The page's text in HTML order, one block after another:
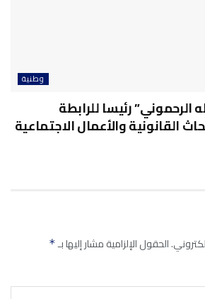
وطنية
رئيسا للرابطة
القانونية والأعمال الاجتماعية
الحقول الإلزامية مشار إليها بـ*